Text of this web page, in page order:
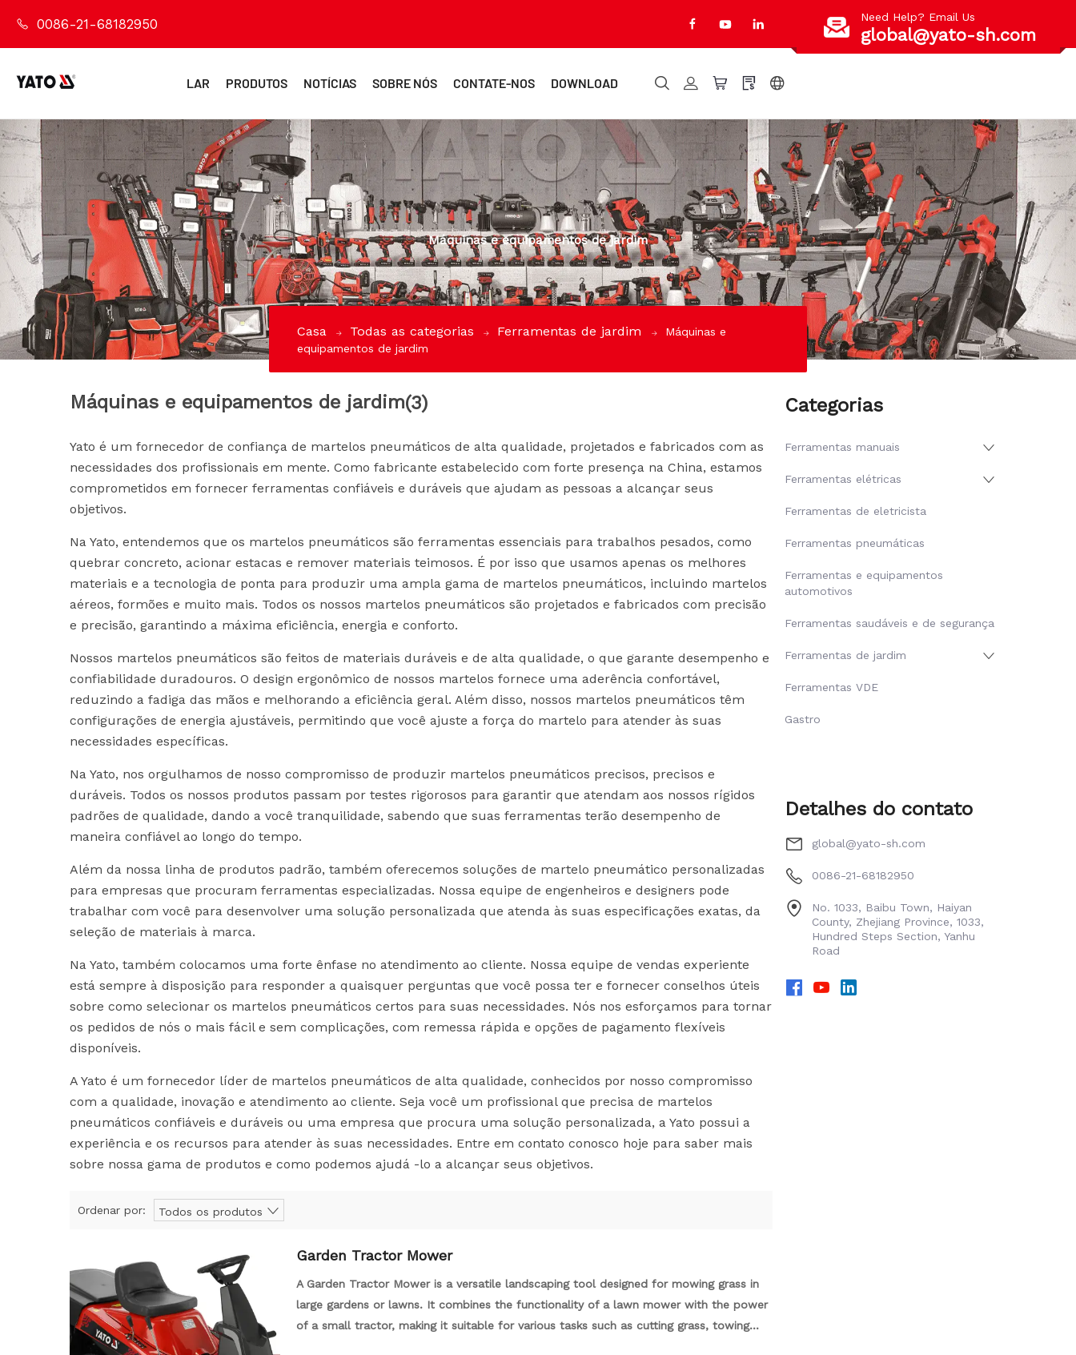
0086-21-68182950 Need Help? Email Us
global@yato-sh.com
LAR PRODUTOS NOTÍCIAS SOBRE NÓS CONTATE-NOS DOWNLOAD
Máquinas e equipamentos de jardim
Casa Todas as categorias Ferramentas de jardim
Máquinas e
equipamentos de jardim
Máquinas e equipamentos de jardim(3)
Yato é um fornecedor de confiança de martelos pneumáticos de alta qualidade, projetados e fabricados com as
necessidades dos profissionais em mente. Como fabricante estabelecido com forte presença na China, estamos
comprometidos em fornecer ferramentas confiáveis ​​e duráveis ​​que ajudam as pessoas a alcançar seus
objetivos.
Na Yato, entendemos que os martelos pneumáticos são ferramentas essenciais para trabalhos pesados, como
quebrar concreto, acionar estacas e remover materiais teimosos. É por isso que usamos apenas os melhores
materiais e a tecnologia de ponta para produzir uma ampla gama de martelos pneumáticos, incluindo martelos
aéreos, formões e muito mais. Todos os nossos martelos pneumáticos são projetados e fabricados com precisão
e precisão, garantindo a máxima eficiência, energia e conforto.
Nossos martelos pneumáticos são feitos de materiais duráveis ​​e de alta qualidade, o que garante desempenho e
confiabilidade duradouros. O design ergonômico de nossos martelos fornece uma aderência confortável,
reduzindo a fadiga das mãos e melhorando a eficiência geral. Além disso, nossos martelos pneumáticos têm
configurações de energia ajustáveis, permitindo que você ajuste a força do martelo para atender às suas
necessidades específicas.
Na Yato, nos orgulhamos de nosso compromisso de produzir martelos pneumáticos precisos, precisos e
duráveis. Todos os nossos produtos passam por testes rigorosos para garantir que atendam aos nossos rígidos
padrões de qualidade, dando a você tranquilidade, sabendo que suas ferramentas terão desempenho de
maneira confiável ao longo do tempo.
Além da nossa linha de produtos padrão, também oferecemos soluções de martelo pneumático personalizadas
para empresas que procuram ferramentas especializadas. Nossa equipe de engenheiros e designers pode
trabalhar com você para desenvolver uma solução personalizada que atenda às suas especificações exatas, da
seleção de materiais à marca.
Na Yato, também colocamos uma forte ênfase no atendimento ao cliente. Nossa equipe de vendas experiente
está sempre à disposição para responder a quaisquer perguntas que você possa ter e fornecer conselhos úteis
sobre como selecionar os martelos pneumáticos certos para suas necessidades. Nós nos esforçamos para tornar
os pedidos de nós o mais fácil e sem complicações, com remessa rápida e opções de pagamento flexíveis
disponíveis.
A Yato é um fornecedor líder de martelos pneumáticos de alta qualidade, conhecidos por nosso compromisso
com a qualidade, inovação e atendimento ao cliente. Seja você um profissional que precisa de martelos
pneumáticos confiáveis ​​e duráveis ​​ou uma empresa que procura uma solução personalizada, a Yato possui a
experiência e os recursos para atender às suas necessidades. Entre em contato conosco hoje para saber mais
sobre nossa gama de produtos e como podemos ajudá -lo a alcançar seus objetivos.
Ordenar por: Todos os produtos
Garden Tractor Mower
A Garden Tractor Mower is a versatile landscaping tool designed for mowing grass in
large gardens or lawns. It combines the functionality of a lawn mower with the power
of a small tractor, making it suitable for various tasks such as cutting grass, towing
Categorias
Ferramentas manuais
Ferramentas elétricas
Ferramentas de eletricista
Ferramentas pneumáticas
Ferramentas e equipamentos
automotivos
Ferramentas saudáveis ​​e de segurança
Ferramentas de jardim
Ferramentas VDE
Gastro
Detalhes do contato
global@yato-sh.com
0086-21-68182950
No. 1033, Baibu Town, Haiyan
County, Zhejiang Province, 1033,
Hundred Steps Section, Yanhu
Road